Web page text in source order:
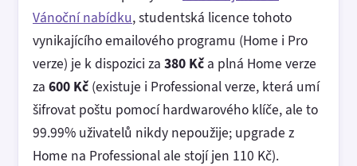
Vánoční nabídku, studentská licence tohoto
vynikajícího emailového programu (Home i Pro
verze) je k dispozici za 380 Kč a plná Home verze
za 600 Kč (existuje i Professional verze, která umí
šifrovat poštu pomocí hardwarového klíče, ale to
99.99% uživatelů nikdy nepoužije; upgrade z
Home na Professional ale stojí jen 110 Kč).